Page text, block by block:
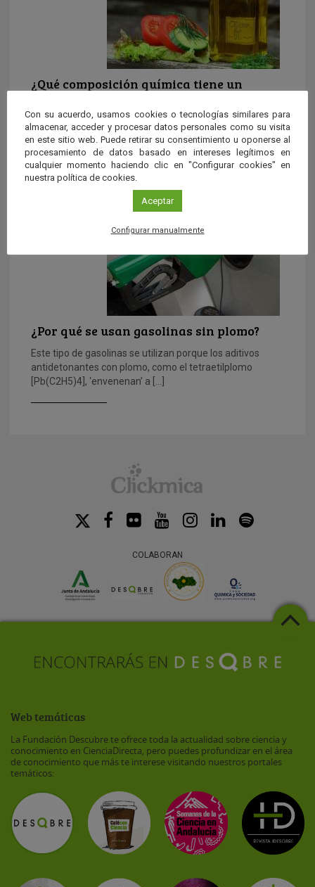
¿Qué composición química tiene un
La mayoría de moléculas que componen los aceites son
lípidos. Principalmente triglicéridos (también llamados
triacilgliceroles), que son el resultado de la combinación
de los tres grupos alcohólicos del glicerol (glicerina) con
tres ácidos grasos iguales o distintos.
¿Por qué se usan gasolinas sin plomo?
Este tipo de gasolinas se utilizan porque los aditivos
antidetonantes con plomo, como el tetraetilplomo
[Pb(C2H5)4], ‘envenenan’ a […]
COLABORAN
Web temáticas
La Fundación Descubre te ofrece toda la actualidad sobre ciencia y
conocimiento en CienciaDirecta, pero puedes profundizar en el área
de conocimiento que más te interese visitando nuestros portales
temáticos:
Con su acuerdo, usamos cookies o tecnologías similares para
almacenar, acceder y procesar datos personales como su visita
en este sitio web. Puede retirar su consentimiento u oponerse al
procesamiento de datos basado en intereses legítimos en
cualquier momento haciendo clic en "Configurar cookies" en
nuestra política de cookies.
Aceptar
Configurar manualmente